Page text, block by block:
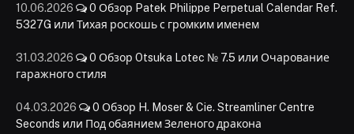
10.06.2026 0 Обзор Patek Philippe Perpetual Calendar Ref.
5327G или Тихая роскошь с громким именем
31.03.2026 0 Обзор Otsuka Lotec № 7.5 или Очарование
гаражного стиля
04.03.2026 0 Обзор H. Moser & Cie. Streamliner Centre
Seconds или Под обаянием Зеленого дракона